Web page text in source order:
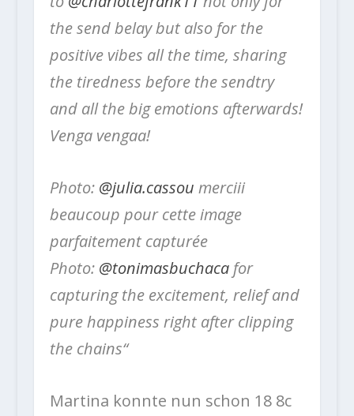
the send belay but also for the
positive vibes all the time, sharing
the tiredness before the sendtry
and all the big emotions afterwards!
Venga vengaa!
Photo: @julia.cassou merciii
beaucoup pour cette image
parfaitement capturée
Photo: @tonimasbuchacafor
capturing the excitement, relief and
pure happiness right after clipping
the chains“
Martina konnte nun schon 18 8c